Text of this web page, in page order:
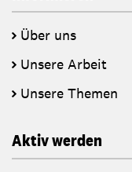
Über uns
Unsere Arbeit
Unsere Themen
Aktiv werden